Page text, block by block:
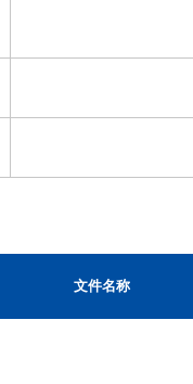
文件名称